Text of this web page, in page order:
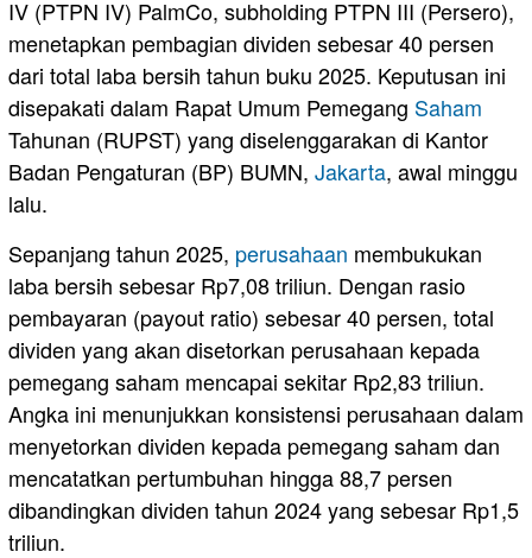
IV (PTPN IV) PalmCo, subholding PTPN III (Persero),
menetapkan pembagian dividen sebesar 40 persen
dari total laba bersih tahun buku 2025. Keputusan ini
disepakati dalam Rapat Umum Pemegang Saham
Tahunan (RUPST) yang diselenggarakan di Kantor
Badan Pengaturan (BP) BUMN, Jakarta, awal minggu
lalu.
Sepanjang tahun 2025, perusahaan membukukan
laba bersih sebesar Rp7,08 triliun. Dengan rasio
pembayaran (payout ratio) sebesar 40 persen, total
dividen yang akan disetorkan perusahaan kepada
pemegang saham mencapai sekitar Rp2,83 triliun.
Angka ini menunjukkan konsistensi perusahaan dalam
menyetorkan dividen kepada pemegang saham dan
mencatatkan pertumbuhan hingga 88,7 persen
dibandingkan dividen tahun 2024 yang sebesar Rp1,5
triliun.